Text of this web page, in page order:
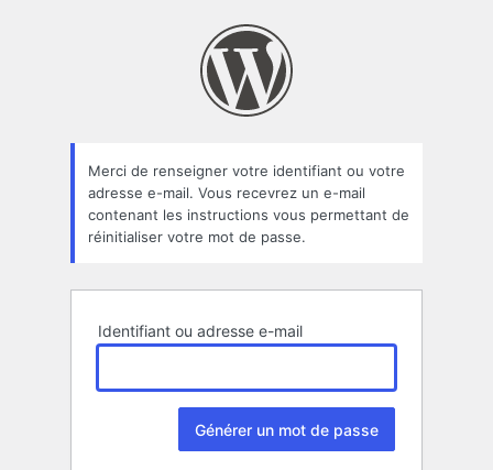
oublié
Merci de renseigner votre identifiant ou votre
adresse e-mail. Vous recevrez un e-mail
contenant les instructions vous permettant de
réinitialiser votre mot de passe.
Identifiant ou adresse e-mail